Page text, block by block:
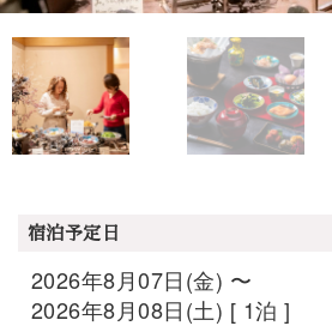
宿泊予定日
2026年8月07日(金) 〜
2026年8月08日(土) [ 1泊 ]